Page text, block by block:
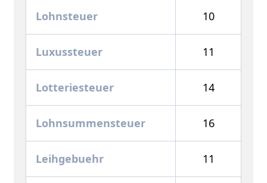
Lohnsteuer 10
Luxussteuer 11
Lotteriesteuer 14
Lohnsummensteuer 16
Leihgebuehr 11